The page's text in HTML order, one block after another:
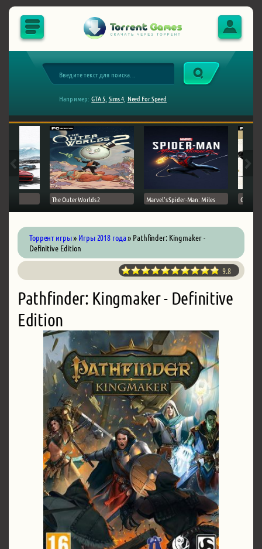
Например: GTA 5, Sims 4, Need For Speed
The Outer Worlds 2 Marvel's Spider-Man: Miles Ghost
Торрент игры» Игры 2018 года» Pathfinder: Kingmaker -
Definitive Edition
9.8
Pathfinder: Kingmaker - Definitive
Edition